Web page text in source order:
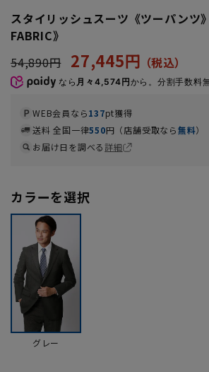
スタイリッシュスーツ《ツーパンツ
FABRIC》
54,890円
27,445円
なら 月々4,574円から。分割手数料
WEB会員なら137pt獲得
送料 全国一律550円（店舗受取なら無料）
お届け日を調べる詳細
カラーを選択
グレー